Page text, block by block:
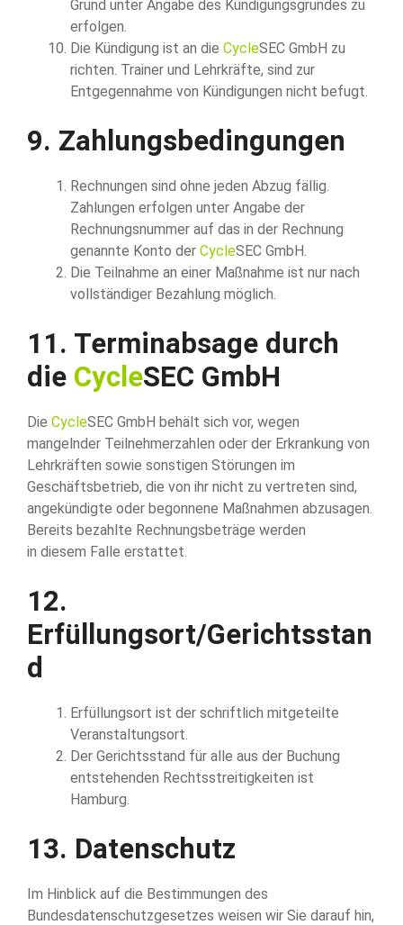
Grund unter Angabe des Kündigungsgrundes zu
erfolgen.
Die Kündigung ist an die CycleSEC GmbH zu
richten. Trainer und Lehrkräfte, sind zur
Entgegennahme von Kündigungen nicht befugt.
9. Zahlungsbedingungen
Rechnungen sind ohne jeden Abzug fällig.
Zahlungen erfolgen unter Angabe der
Rechnungsnummer auf das in der Rechnung
genannte Konto der CycleSEC GmbH.
Die Teilnahme an einer Maßnahme ist nur nach
vollständiger Bezahlung möglich.
11. Terminabsage durch
die CycleSEC GmbH
Die CycleSEC GmbH behält sich vor, wegen
mangelnder Teilnehmerzahlen oder der Erkrankung von
Lehrkräften sowie sonstigen Störungen im
Geschäftsbetrieb, die von ihr nicht zu vertreten sind,
angekündigte oder begonnene Maßnahmen abzusagen.
Bereits bezahlte Rechnungsbeträge werden
in diesem Falle erstattet.
12.
Erfüllungsort/Gerichtsstan
d
Erfüllungsort ist der schriftlich mitgeteilte
Veranstaltungsort.
Der Gerichtsstand für alle aus der Buchung
entstehenden Rechtsstreitigkeiten ist
Hamburg.
13. Datenschutz
Im Hinblick auf die Bestimmungen des
Bundesdatenschutzgesetzes weisen wir Sie darauf hin,